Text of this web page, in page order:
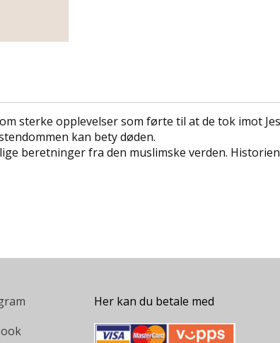
sterke opplevelser som førte til at de tok imot
kan bety døden.
beretninger fra den muslimske verden.
Her kan du betale med